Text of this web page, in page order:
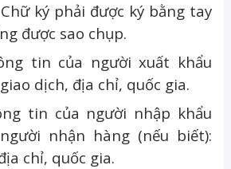
ký phải được ký bằng tay
được sao chụp.
tin của người xuất khẩu
dịch, địa chỉ, quốc gia.
tin của người nhập khẩu
nhận hàng (nếu biết):
chỉ, quốc gia.